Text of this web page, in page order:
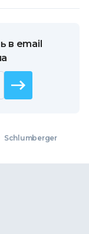
в email
Schlumberger